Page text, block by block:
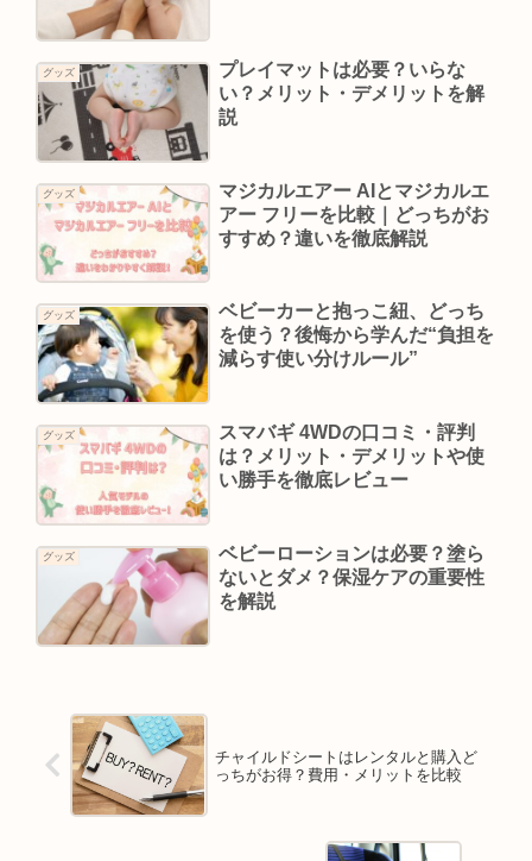
グッズ
プレイマットは必要？いらな
い？メリット・デメリットを解
説
グッズ
マジカルエアー AIとマジカルエ
アー フリーを比較｜どっちがお
すすめ？違いを徹底解説
グッズ
ベビーカーと抱っこ紐、どっち
を使う？後悔から学んだ“負担を
減らす使い分けルール”
グッズ
スマバギ 4WDの口コミ・評判
は？メリット・デメリットや使
い勝手を徹底レビュー
グッズ
ベビーローションは必要？塗ら
ないとダメ？保湿ケアの重要性
を解説
チャイルドシートはレンタルと購入ど
っちがお得？費用・メリットを比較